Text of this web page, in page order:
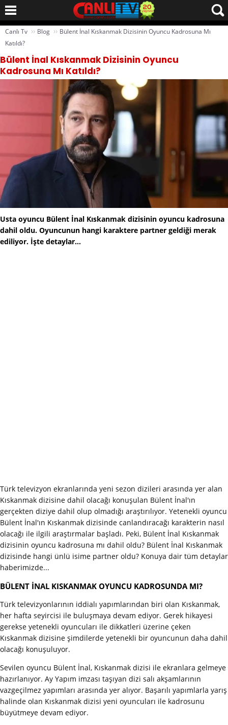
Canlı Tv ›› Blog ›› Bülent İnal Kıskanmak Dizisinin Oyuncu Kadrosuna Mı
Katıldı?
Bülent İnal Kıskanmak Dizisinin Oyuncu
Kadrosuna Mı Katıldı?
Usta oyuncu Bülent İnal Kıskanmak dizisinin oyuncu kadrosuna
dahil oldu. Oyuncunun hangi karaktere partner geldiği merak
ediliyor. İşte detaylar...
Türk televizyon ekranlarında yeni sezon dizileri arasında yer alan
Kıskanmak dizisine dahil olacağı konuşulan Bülent İnal'ın
gerçekten diziye dahil olup olmadığı araştırılıyor. Yetenekli oyuncu
Bülent İnal'ın Kıskanmak dizisinde canlandıracağı karakterin nasıl
olacağı ile ilgili araştırmalar başladı. Peki, Bülent İnal Kıskanmak
dizisinin oyuncu kadrosuna mı dahil oldu? Bülent İnal Kıskanmak
dizisinde hangi ünlü isime partner oldu? Konuya dair tüm detaylar
haberimizde...
BÜLENT İNAL KISKANMAK OYUNCU KADROSUNDA MI?
Türk televizyonlarının iddialı yapımlarından biri olan Kıskanmak,
her hafta seyircisi ile buluşmaya devam ediyor. Gerek hikayesi
gerekse yetenekli oyuncuları ile dikkatleri üzerine çeken
Kıskanmak dizisine şimdilerde yetenekli bir oyuncunun daha dahil
olacağı konuşuluyor.
Sevilen oyuncu Bülent İnal, Kıskanmak dizisi ile ekranlara gelmeye
hazırlanıyor. Ay Yapım imzası taşıyan dizi salı akşamlarının
vazgeçilmez yapımları arasında yer alıyor. Başarılı yapımlarla yarış
halinde olan Kıskanmak dizisi yeni oyuncuları ile kadrosunu
büyütmeye devam ediyor.